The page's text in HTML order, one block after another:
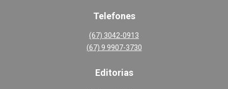
Telefones
(67) 3042-0913
(67) 9 9907-3730
Editorias